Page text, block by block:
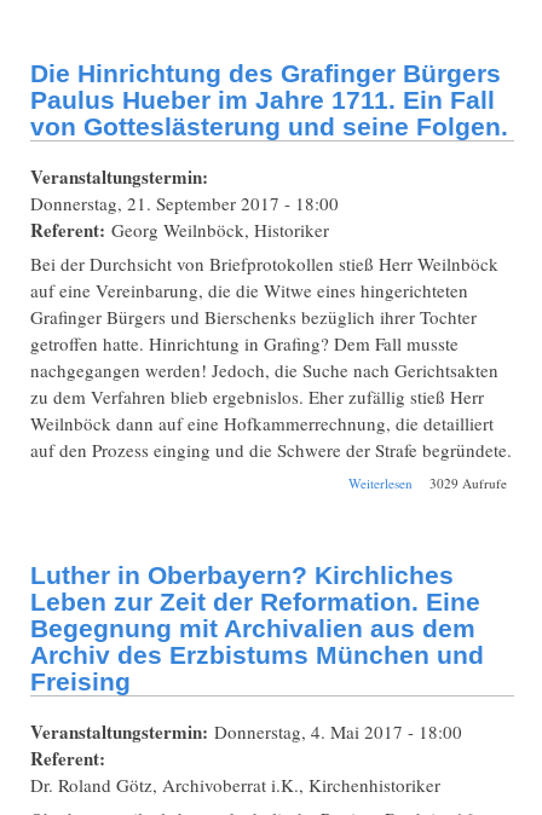
Die Hinrichtung des Grafinger Bürgers
Paulus Hueber im Jahre 1711. Ein Fall
von Gotteslästerung und seine Folgen.
Veranstaltungstermin:
Donnerstag, 21. September 2017 - 18:00
Referent: Georg Weilnböck, Historiker
Bei der Durchsicht von Briefprotokollen stieß Herr Weilnböck
auf eine Vereinbarung, die die Witwe eines hingerichteten
Grafinger Bürgers und Bierschenks bezüglich ihrer Tochter
getroffen hatte. Hinrichtung in Grafing? Dem Fall musste
nachgegangen werden! Jedoch, die Suche nach Gerichtsakten
zu dem Verfahren blieb ergebnislos. Eher zufällig stieß Herr
Weilnböck dann auf eine Hofkammerrechnung, die detailliert
auf den Prozess einging und die Schwere der Strafe begründete.
Weiterlesen über Die
von Gotteslästerung
und seine Folgen.
3029 Aufrufe
Luther in Oberbayern? Kirchliches
Leben zur Zeit der Reformation. Eine
Begegnung mit Archivalien aus dem
Archiv des Erzbistums München und
Freising
Veranstaltungstermin: Donnerstag, 4. Mai 2017 - 18:00
Referent:
Dr. Roland Götz, Archivoberrat i.K., Kirchenhistoriker